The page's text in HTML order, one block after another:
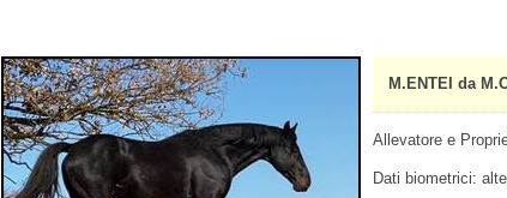
M.ENTEI da
Allevatore e
Dati biometrici: